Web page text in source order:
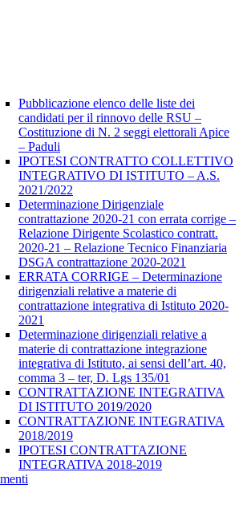
Pubblicazione elenco delle liste dei
candidati per il rinnovo delle RSU –
Costituzione di N. 2 seggi elettorali Apice
– Paduli
IPOTESI CONTRATTO COLLETTIVO
INTEGRATIVO DI ISTITUTO – A.S.
2021/2022
Determinazione Dirigenziale
contrattazione 2020-21 con errata corrige –
Relazione Dirigente Scolastico contratt.
2020-21 – Relazione Tecnico Finanziaria
DSGA contrattazione 2020-2021
ERRATA CORRIGE – Determinazione
dirigenziali relative a materie di
contrattazione integrativa di Istituto 2020-
2021
Determinazione dirigenziali relative a
materie di contrattazione integrazione
integrativa di Istituto, ai sensi dell’art. 40,
comma 3 – ter, D. Lgs 135/01
CONTRATTAZIONE INTEGRATIVA
DI ISTITUTO 2019/2020
CONTRATTAZIONE INTEGRATIVA
2018/2019
IPOTESI CONTRATTAZIONE
INTEGRATIVA 2018-2019